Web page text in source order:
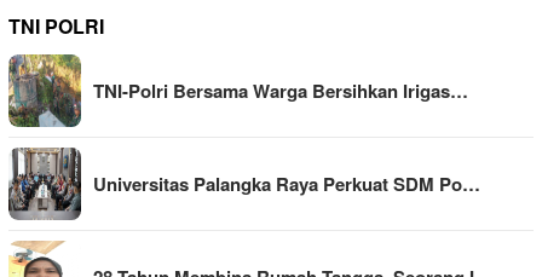
TNI POLRI
TNI-Polri Bersama Warga Bersihkan Irigas…
Universitas Palangka Raya Perkuat SDM Po…